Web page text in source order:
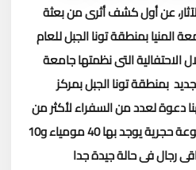
عن أول كشف أثرى من بعثة
المنيا بمنطقة تونا الجبل للعام
الاحتفالية التى نظمتها جامعة
بمنطقة تونا الجبل بمركز
دعوة لعدد من السفراء لأكثر من
10 دول، والجبانه تحتوى مجموعة حجرية يوجد بها 40 مومياء و10
رجال فى حالة جيدة جدا